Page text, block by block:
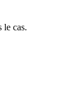
le cas.